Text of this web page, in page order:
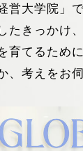
営大学院」
たきっかけ
育てるため
、考えをお